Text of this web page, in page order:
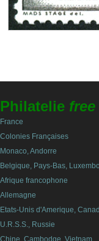
Philatelie free
France
Colonies Françaises
Monaco, Andorre
Belgique, Pays-Bas,
Afrique francophone
Allemagne
Etats-Unis d'Amerique,
U.R.S.S., Russie
Chine, Cambodge, Vietnam